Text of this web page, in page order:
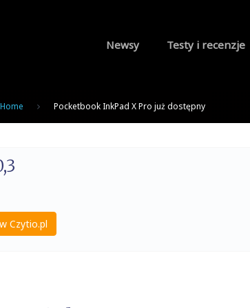
Newsy Testy i recenzje
Home Pocketbook InkPad X Pro już dostępny
Czytio.pl